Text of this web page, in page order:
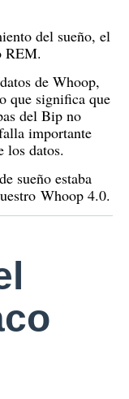
del sueño, el
REM.
de Whoop,
que significa que
del Bip no
importante
los datos.
sueño estaba
Whoop 4.0.